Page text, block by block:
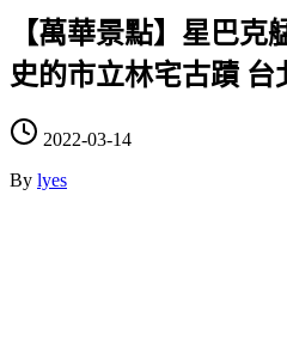
【萬華景點】星巴克
史的市立林宅古蹟 台
2022-03-14
By lyes